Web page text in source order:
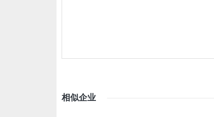
相似企业